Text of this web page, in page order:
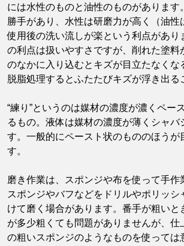
には水性のものと油性のものがあります
勝手があり、水性は研磨力が高く（油性
使用後の洗い流しが楽という利点があり
の利点は扱いやすさですが、削れた塗料
のなかに入り込むとキズが目立たなくな
脱脂処理するとふたたびキズが浮き出る
“練り”というのは媒材の濃度が濃くペー
るもの。液体は媒材の濃度が薄くシャバ
す。一般的にペースト状のもののほうが
す。
磨き作業は、スポンジや布を使って手作
スポンジやバフなどをドリルやポリッシ
けて磨く場合があります。番手が粗いと
が多少粗くても問題がありませんが、仕
の粗いスポンジのようなものを使っては